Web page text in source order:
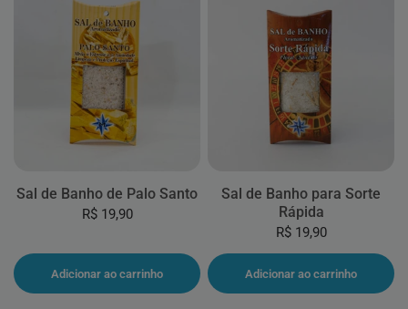
Sal de Banho de Palo Santo
R$ 19,90
Adicionar ao carrinho
Sal de Banho para Sorte
Rápida
R$ 19,90
Adicionar ao carrinho